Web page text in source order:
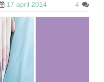
17 april 2014 4